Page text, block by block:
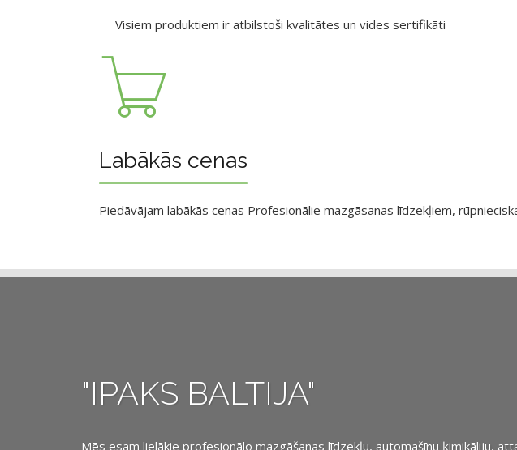
Visiem produktiem ir atbilstoši kvalitātes un vides sertifikāti
Labākās cenas
Piedāvājam labākās cenas Profesionālie mazgāsanas līdzekļiem,
"IPAKS BALTIJA"
Mēs esam lielākie profesionālo mazgāšanas līdzekļu, automašīnu ķimikāliju,